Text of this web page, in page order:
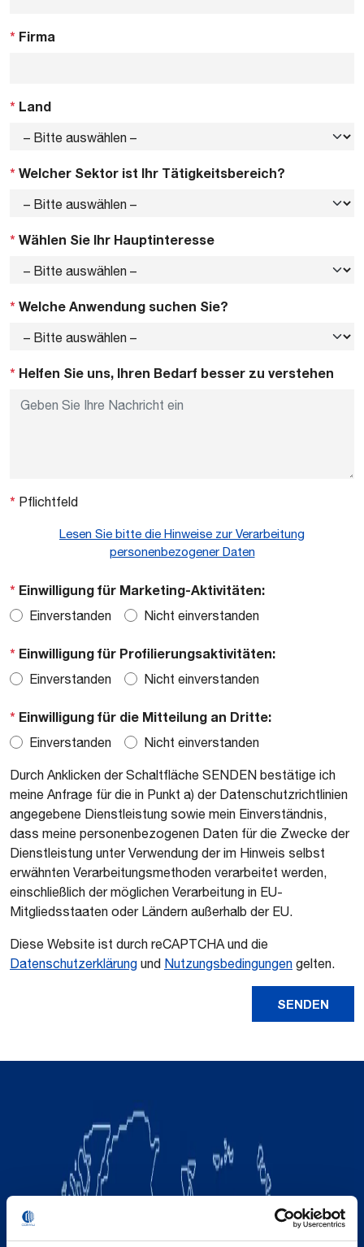
* Firma
* Land
* Welcher Sektor ist Ihr Tätigkeitsbereich?
* Wählen Sie Ihr Hauptinteresse
* Welche Anwendung suchen Sie?
* Helfen Sie uns, Ihren Bedarf besser zu verstehen
* Pflichtfeld
Lesen Sie bitte die Hinweise zur Verarbeitung
personenbezogener Daten
* Einwilligung für Marketing-Aktivitäten:
Einverstanden Nicht einverstanden
* Einwilligung für Profilierungsaktivitäten:
Einverstanden Nicht einverstanden
* Einwilligung für die Mitteilung an Dritte:
Einverstanden Nicht einverstanden
Durch Anklicken der Schaltfläche SENDEN bestätige ich
meine Anfrage für die in Punkt a) der Datenschutzrichtlinien
angegebene Dienstleistung sowie mein Einverständnis,
dass meine personenbezogenen Daten für die Zwecke der
Dienstleistung unter Verwendung der im Hinweis selbst
erwähnten Verarbeitungsmethoden verarbeitet werden,
einschließlich der möglichen Verarbeitung in EU-
Mitgliedsstaaten oder Ländern außerhalb der EU.
Diese Website ist durch reCAPTCHA und die
Datenschutzerklärung und Nutzungsbedingungen gelten.